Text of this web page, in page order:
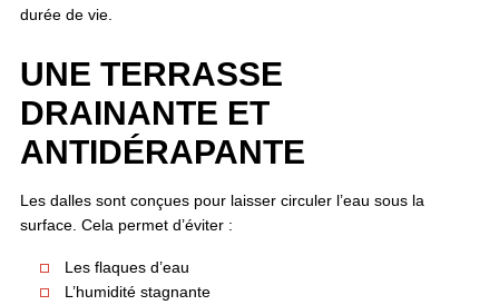
durée de vie.
UNE TERRASSE
DRAINANTE ET
ANTIDÉRAPANTE
Les dalles sont conçues pour laisser circuler l’eau sous la
surface. Cela permet d’éviter :
Les flaques d’eau
L’humidité stagnante